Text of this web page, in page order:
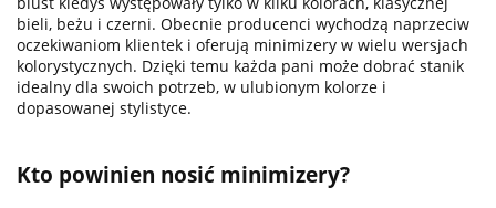
bieli, beżu i czerni. Obecnie producenci wychodzą naprzeciw
oczekiwaniom klientek i oferują minimizery w wielu wersjach
kolorystycznych. Dzięki temu każda pani może dobrać stanik
idealny dla swoich potrzeb, w ulubionym kolorze i
dopasowanej stylistyce.
Kto powinien nosić minimizery?